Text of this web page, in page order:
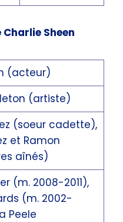
Sheen
(acteur)
(artiste)
(soeur cadette),
et Ramon
aînés)
(m. 2008-2011),
(m. 2002-
Peele